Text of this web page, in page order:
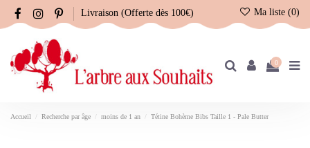
Livraison (Offerte dès 100€) Ma liste (0)
0
Accueil Recherche par âge moins de 1 an Tétine Bohème Bibs Taille 1 - Pale Butter